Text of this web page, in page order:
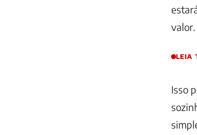
LEIA
Isso